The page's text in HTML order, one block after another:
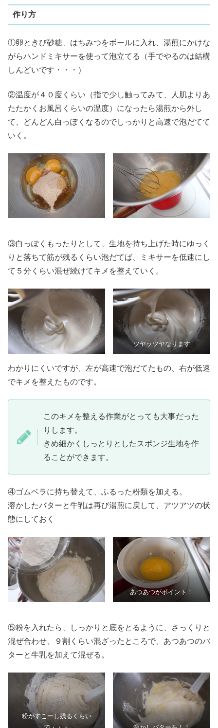
作り方
①卵ときび砂糖、はちみつをボールに入れ、湯煎にかけな
がらハンドミキサーを使って泡立てる（手でやるのは結構
しんどいです・・・）
②温度が４０度くらい（指で少し触ってみて、人肌よりあ
たたかくお風呂くらいの温度）になったら湯煎から外し
て、どんどん白っぽくなるのでしっかりと高速で泡だてて
いく。
③白っぽくもったりとして、生地を持ち上げた時にゆっく
りと落ちて筋が残るくらい泡だてば、ミキサーを低速にし
て５分くらい混ぜ続けてキメを整えていく。
ツヤッツヤなります
わかりにくいですが、左が高速で泡だてたもの、右が低速
でキメを整えたものです。
このキメを整える作業がとっても大事だった
りします。
きめ細かくしっとりとしたスポンジ生地を作
ることができます。
④ゴムベラに持ち替えて、ふるった粉類を加える。
溶かしたバターと牛乳は再び湯煎に戻して、アツアツの状
態にしておく
あつあつがポイント！
⑤粉を入れたら、しっかりと底をとるように、さっくりと
混ぜ合わせ、９割くらい混ざったところで、あつあつのバ
ターと牛乳を加えて混ぜる。
粉がすこーし残るくらい